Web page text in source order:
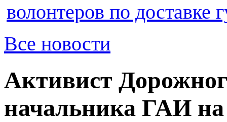
волонтеров по
Все новости
Активист
начальника ГАИ